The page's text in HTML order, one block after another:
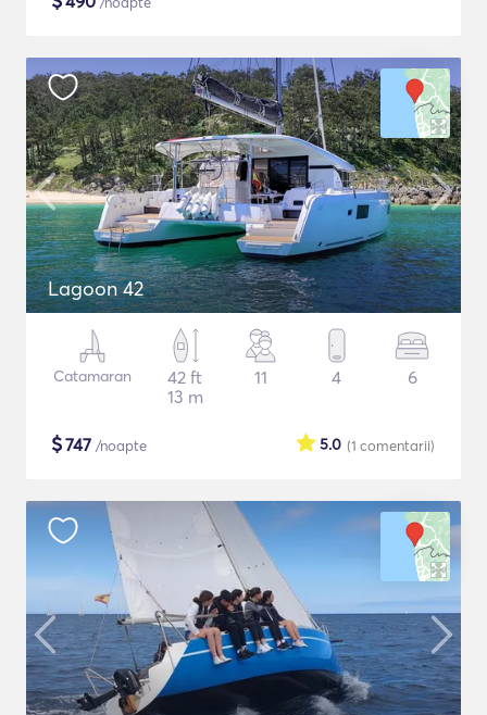
Lagoon 42
Catamaran
42 ft
13 m
11 4 6
$747 /noapte (1 comentarii)
5.0